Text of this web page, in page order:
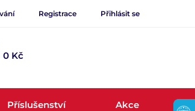
Registrace Přihlásit se
0 Kč
Příslušenství Akce